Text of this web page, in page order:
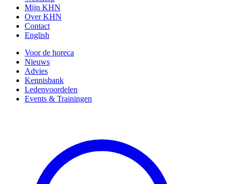
Mijn KHN
Over KHN
Contact
English
Voor de horeca
Nieuws
Advies
Kennisbank
Ledenvoordelen
Events & Trainingen